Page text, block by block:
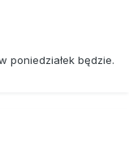
poniedziałek będzie.